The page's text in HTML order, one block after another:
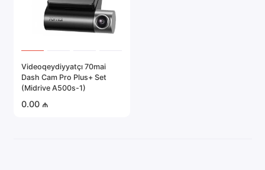
Videoqeydiyyatçı 70mai
Dash Cam Pro Plus+ Set
(Midrive A500s-1)
0.00 ₼